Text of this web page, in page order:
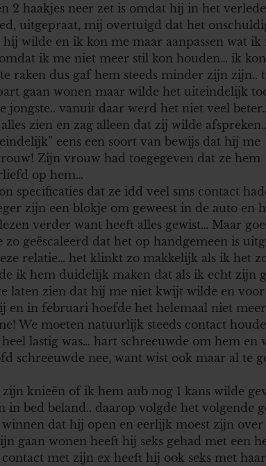
2 haakjes neer zet is omdat hij in het
uitgepraat, mij overtuigd dat het
hij wilde en ik kon me maar aanpassen wat
ik me niet meer stil kon houden… ik
raken dus gaf hem steeds minder zijn zijn..
gaan wonen maar wilde het uiteindelijk
jongste.. vanuit daar werd het niet veel
zien en zag alleen dat zij wilde
eens een soort van bewijs dat hij me
Zijn vrouw had toegegeven dat ze hem
op hem…
specificaties dat ze idd veel sms contact
zijn een blokje om geweest in de auto en
verder want heeft alles gewist… Maar
geëscaleerd dat het op handgemeen is
relatie… het klinkt zo makkelijk als ik het
ik hem duidelijk maken dat als ik echt zijn
laten zien dat hij me niet kwijt wilde en
en in februari hoefde het helemaal niet
We moeten natuurlijk steeds contact
lastig was… hart schreeuwde om hem en
schreeuwde nee, want wist ook maar al te
knieën of ik hem aub nog 1 kans wilde
bed beland.. daarop volgde het volgende
dat hij open en eerlijk moest zijn over
gaan wonen heeft hij seks gehad met een
met zijn ex heeft hij ook seks met haar